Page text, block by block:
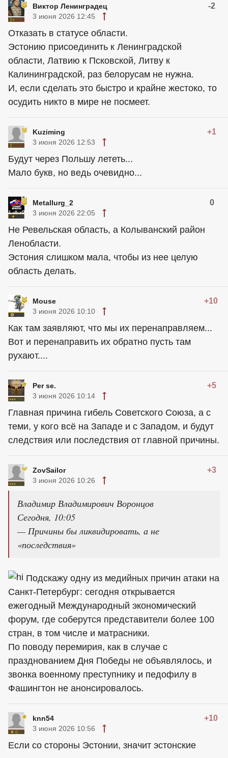
Виктор Ленинградец -2
3 июня 2026 12:45
Отказать в статусе области.
Эстонию присоединить к Ленинградской
области, Латвию к Псковской, Литву к
Калининградской, раз белорусам не нужна.
И, если сделать это быстро и крайне жестоко, то
осудить никто в мире не посмеет.
Kuziming +1
3 июня 2026 12:53
Будут через Польшу лететь...
Мало букв, но ведь очевидно...
Metallurg_2 0
3 июня 2026 22:05
Не Ревельская область, а Колыванский район
Ленобласти.
Эстония слишком мала, чтобы из нее целую
область делать.
Mouse +10
3 июня 2026 10:10
Как там заявляют, что мы их перенаправляем...
Вот и перенаправить их обратно пусть там
рухают....
Per se. +5
3 июня 2026 10:14
Главная причина гибель Советского Союза, а с
теми, у кого всё на Западе и с Западом, и будут
следствия или последствия от главной причины.
ZovSailor +3
3 июня 2026 10:26
Владимир Владимирович Воронцов
Сегодня, 10:05
— Причины бы ликвидировать, а не
«последствия»
Подскажу одну из медийных причин атаки на
Санкт-Петербург: сегодня открывается
ежегодный Международный экономический
форум, где соберутся представители более 100
стран, в том числе и матрасники.
По поводу перемирия, как в случае с
празднованием Дня Победы не объявлялось, и
звонка военному преступнику и педофилу в
Фашингтон не анонсировалось.
knn54 +10
3 июня 2026 10:56
Если со стороны Эстонии, значит эстонские